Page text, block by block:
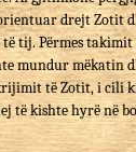
drejt Zotit
tij. Përmes takimit
mundur mëkatin
të Zotit, i cili
të kishte hyrë në